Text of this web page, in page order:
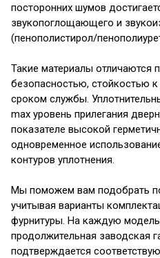
посторонних шумов
звукопоглощающего и
(пенополистирол/
Такие материалы отличаются
безопасностью, стойкостью
сроком службы.
max уровень прилегания
показателе высокой
одновременное
контуров уплотнения.
Мы поможем вам подобрать
учитывая варианты
фурнитуры. На каждую модель
продолжительная заводская
подтверждается